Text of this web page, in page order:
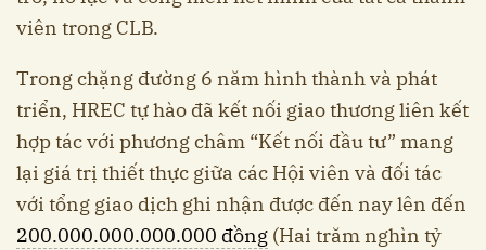
viên trong CLB.
Trong chặng đường 6 năm hình thành và phát
triển, HREC tự hào đã kết nối giao thương liên kết
hợp tác với phương châm “Kết nối đầu tư” mang
lại giá trị thiết thực giữa các Hội viên và đối tác
với tổng giao dịch ghi nhận được đến nay lên đến
200.000.000.000.000 đồng (Hai trăm nghìn tỷ